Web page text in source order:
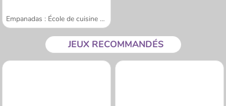
Empanadas : École de cuisine de Sara
JEUX RECOMMANDÉS